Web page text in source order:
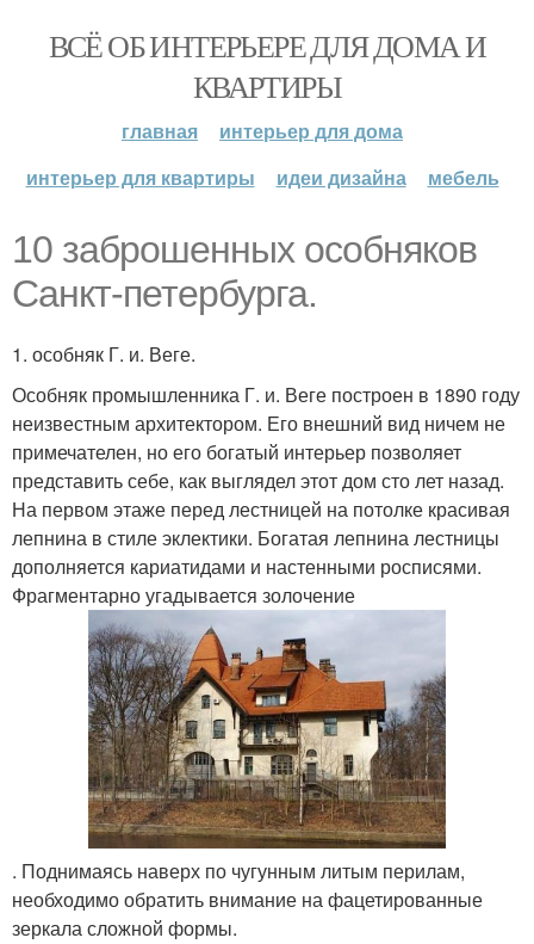
ВСЁ ОБ ИНТЕРЬЕРЕ ДЛЯ ДОМА И
КВАРТИРЫ
главная
интерьер для дома
интерьер для квартиры
идеи дизайна мебель
10 заброшенных особняков
Санкт-петербурга.
1. особняк Г. и. Веге.
Особняк промышленника Г. и. Веге построен в 1890 году
неизвестным архитектором. Его внешний вид ничем не
примечателен, но его богатый интерьер позволяет
представить себе, как выглядел этот дом сто лет назад.
На первом этаже перед лестницей на потолке красивая
лепнина в стиле эклектики. Богатая лепнина лестницы
дополняется кариатидами и настенными росписями.
Фрагментарно угадывается золочение
. Поднимаясь наверх по чугунным литым перилам,
необходимо обратить внимание на фацетированные
зеркала сложной формы.